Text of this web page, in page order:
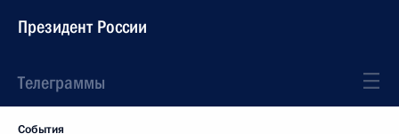
Президент России
Телеграммы
События